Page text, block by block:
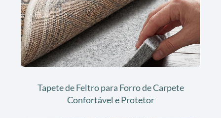
Tapete de Feltro para Forro de Carpete
Confortável e Protetor